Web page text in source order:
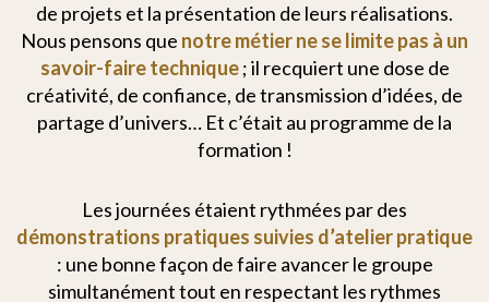
de projets et la présentation de leurs réalisations.
Nous pensons que notre métier ne se limite pas à un
savoir-faire technique; il recquiert une dose de
créativité, de confiance, de transmission d’idées, de
partage d’univers… Et c’était au programme de la
formation !
Les journées étaient rythmées par des
démonstrations pratiques suivies d’atelier pratique
: une bonne façon de faire avancer le groupe
simultanément tout en respectant les rythmes